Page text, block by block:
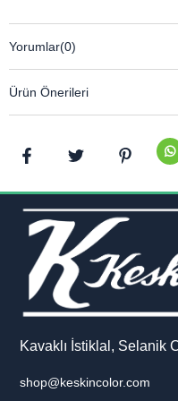
Yorumlar(0)
Ürün Önerileri
Kavaklı İstiklal, Selanik
shop@keskincolor.com